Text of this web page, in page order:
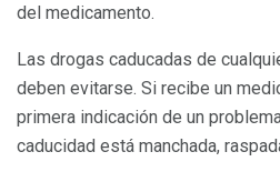
del medicamento.
Las drogas caducadas de
deben evitarse. Si recibe un
primera indicación de un
caducidad está manchada,